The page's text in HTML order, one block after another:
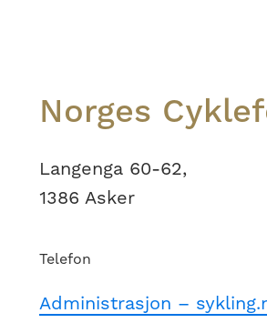
Norges
Langenga 60-62,
1386 Asker
Telefon
Administrasjon –